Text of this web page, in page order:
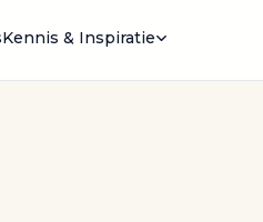
Kennis & Inspiratie